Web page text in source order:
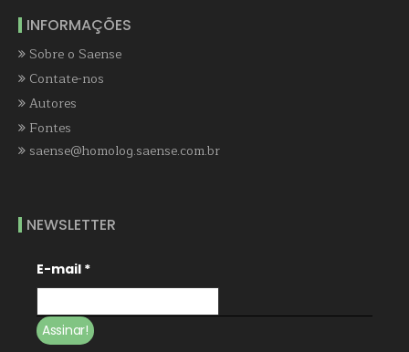
INFORMAÇÕES
Sobre o Saense
Contate-nos
Autores
Fontes
saense@homolog.saense.com.br
NEWSLETTER
E-mail *